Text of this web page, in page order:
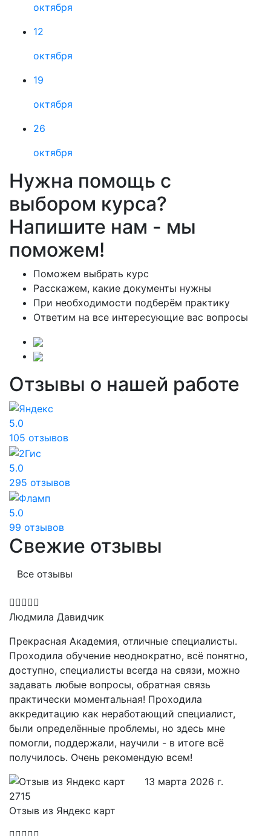
октября
12
октября
19
октября
26
октября
Нужна помощь с
выбором курса?
Напишите нам - мы
поможем!
Поможем выбрать курс
Расскажем, какие документы нужны
При необходимости подберём практику
Ответим на все интересующие вас вопросы
Отзывы о нашей работе
5.0
105 отзывов
5.0
295 отзывов
5.0
99 отзывов
Свежие отзывы
Все отзывы
Людмила Давидчик
Прекрасная Академия, отличные специалисты.
Проходила обучение неоднократно, всё понятно,
доступно, специалисты всегда на связи, можно
задавать любые вопросы, обратная связь
практически моментальная! Проходила
аккредитацию как неработающий специалист,
были определённые проблемы, но здесь мне
помогли, поддержали, научили - в итоге всё
получилось. Очень рекомендую всем!
Отзыв из Яндекс карт
13 марта 2026 г.